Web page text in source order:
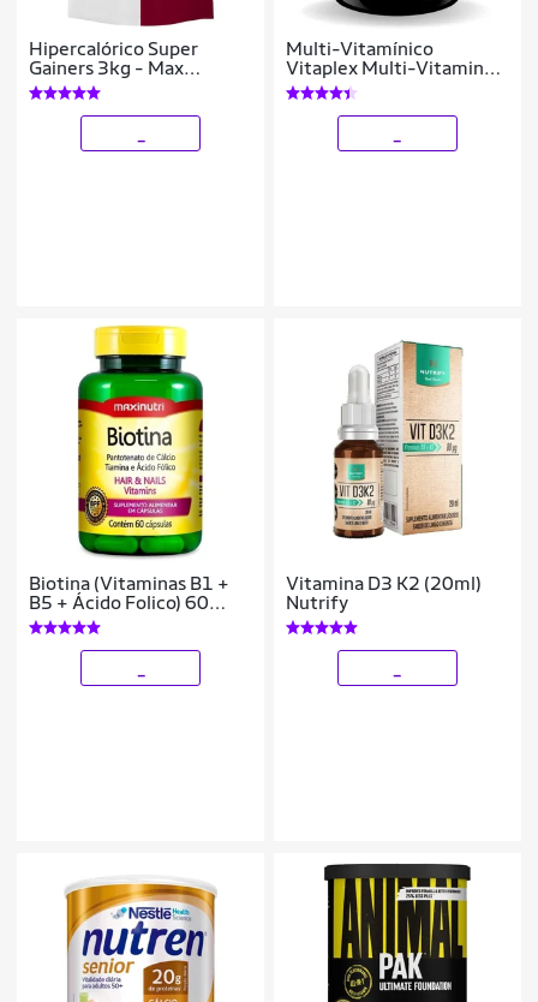
Hipercalórico Super
Gainers 3kg - Max
Titanium
Multi-Vitamínico
Vitaplex Multi-Vitamin
Complex Espartanos
Biotina (Vitaminas B1 +
B5 + Ácido Folico) 60
Caps MaxiNutri
Vitamina D3 K2 (20ml)
Nutrify